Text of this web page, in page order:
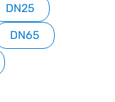
DN25
DN65